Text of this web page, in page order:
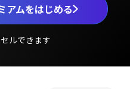
アムをはじめる
ルできます